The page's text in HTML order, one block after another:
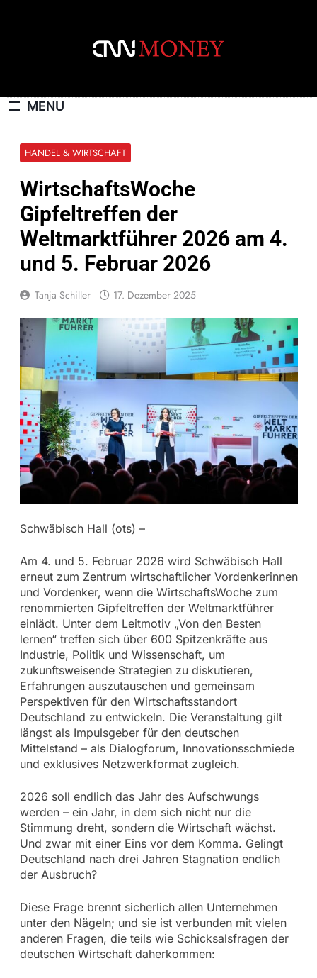
MENU
HANDEL & WIRTSCHAFT
WirtschaftsWoche
Gipfeltreffen der
Weltmarktführer 2026 am 4.
und 5. Februar 2026
Tanja Schiller 17. Dezember 2025
Schwäbisch Hall (ots) –
Am 4. und 5. Februar 2026 wird Schwäbisch Hall
erneut zum Zentrum wirtschaftlicher Vordenkerinnen
und Vordenker, wenn die WirtschaftsWoche zum
renommierten Gipfeltreffen der Weltmarktführer
einlädt. Unter dem Leitmotiv „Von den Besten
lernen“ treffen sich über 600 Spitzenkräfte aus
Industrie, Politik und Wissenschaft, um
zukunftsweisende Strategien zu diskutieren,
Erfahrungen auszutauschen und gemeinsam
Perspektiven für den Wirtschaftsstandort
Deutschland zu entwickeln. Die Veranstaltung gilt
längst als Impulsgeber für den deutschen
Mittelstand – als Dialogforum, Innovationsschmiede
und exklusives Netzwerkformat zugleich.
2026 soll endlich das Jahr des Aufschwungs
werden – ein Jahr, in dem sich nicht nur die
Stimmung dreht, sondern die Wirtschaft wächst.
Und zwar mit einer Eins vor dem Komma. Gelingt
Deutschland nach drei Jahren Stagnation endlich
der Ausbruch?
Diese Frage brennt sicherlich allen Unternehmen
unter den Nägeln; und sie ist verbunden mit vielen
anderen Fragen, die teils wie Schicksalsfragen der
deutschen Wirtschaft daherkommen: